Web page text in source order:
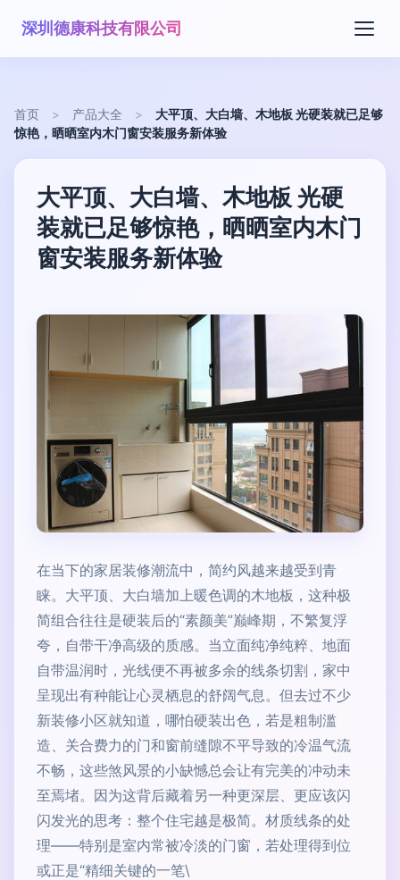
深圳德康科技有限公司
首页 > 产品大全 >
大平顶、大白墙、木地板 光硬装就已足够
惊艳，晒晒室内木门窗安装服务新体验
大平顶、大白墙、木地板 光硬
装就已足够惊艳，晒晒室内木门
窗安装服务新体验
在当下的家居装修潮流中，简约风越来越受到青
睐。大平顶、大白墙加上暖色调的木地板，这种极
简组合往往是硬装后的“素颜美”巅峰期，不繁复浮
夸，自带干净高级的质感。当立面纯净纯粹、地面
自带温润时，光线便不再被多余的线条切割，家中
呈现出有种能让心灵栖息的舒阔气息。但去过不少
新装修小区就知道，哪怕硬装出色，若是粗制滥
造、关合费力的门和窗前缝隙不平导致的冷温气流
不畅，这些煞风景的小缺憾总会让有完美的冲动未
至焉堵。因为这背后藏着另一种更深层、更应该闪
闪发光的思考：整个住宅越是极简。材质线条的处
理——特别是室内常被冷淡的门窗，若处理得到位
或正是“精细关键的一笔\